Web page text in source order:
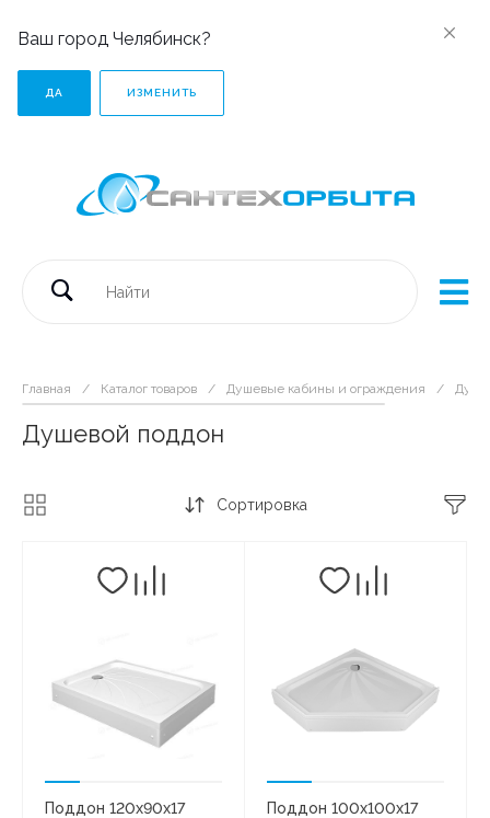
Ваш город Челябинск?
ДА ИЗМЕНИТЬ
Главная / Каталог товаров / Душевые кабины и ограждения /
Душевой поддон
Сортировка
Поддон 120х90х17
Поддон 100х100х17